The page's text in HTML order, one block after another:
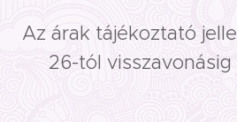
Az árak tájékoztató
26-tól